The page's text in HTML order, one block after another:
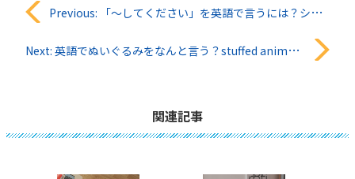
投
稿
Previous: 「～してください」を英語で言うには？シーン別による注意点
Next: 英語でぬいぐるみをなんと言う？stuffed animalと他の表現方法も紹介
関連記事